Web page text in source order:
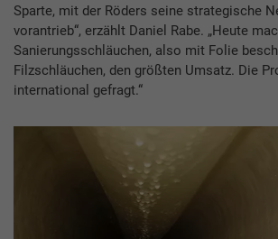
Sparte, mit der Röders seine strategische
vorantrieb“, erzählt Daniel Rabe. „Heute
Sanierungsschläuchen, also mit Folie
Filzschläuchen, den größten Umsatz. Die
international gefragt.“